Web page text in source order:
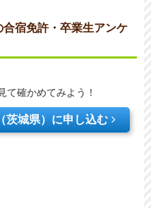
宿免許・卒業生アンケ
て確かめてみよう！
茨城県）に申し込む